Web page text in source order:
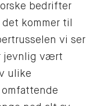
bedrifter
kommer til
vi ser
jevnlig vært
ulike